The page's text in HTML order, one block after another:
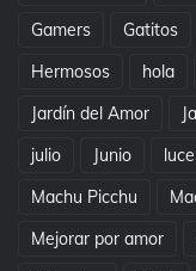
Gamers
Gatitos
Hermosos
hola
Jardín del Amor
julio
Junio
Machu Picchu
Mejorar por amor